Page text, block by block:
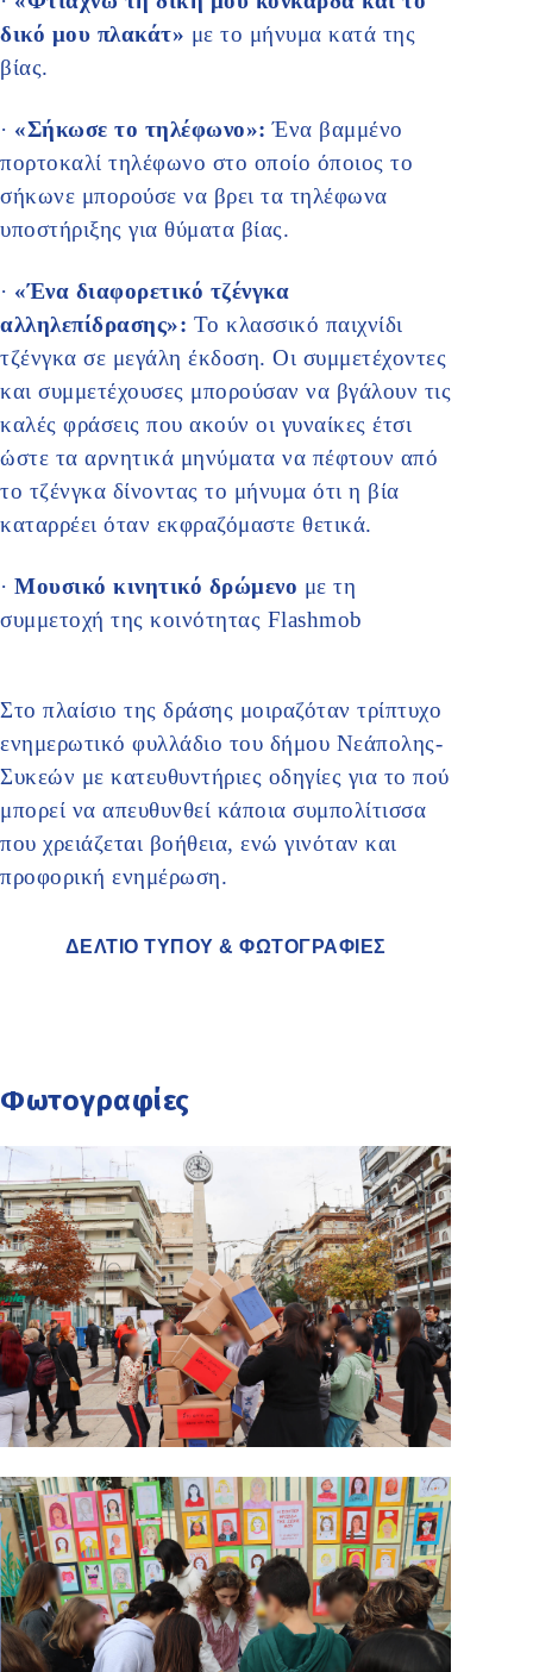
δικό μου πλακάτ» με το μήνυμα κατά της
βίας.
· «Σήκωσε το τηλέφωνο»: Ένα βαμμένο
πορτοκαλί τηλέφωνο στο οποίο όποιος το
σήκωνε μπορούσε να βρει τα τηλέφωνα
υποστήριξης για θύματα βίας.
· «Ένα διαφορετικό τζένγκα
αλληλεπίδρασης»: Το κλασσικό παιχνίδι
τζένγκα σε μεγάλη έκδοση. Οι συμμετέχοντες
και συμμετέχουσες μπορούσαν να βγάλουν τις
καλές φράσεις που ακούν οι γυναίκες έτσι
ώστε τα αρνητικά μηνύματα να πέφτουν από
το τζένγκα δίνοντας το μήνυμα ότι η βία
καταρρέει όταν εκφραζόμαστε θετικά.
· Μουσικό κινητικό δρώμενο με τη
συμμετοχή της κοινότητας Flashmob
Στο πλαίσιο της δράσης μοιραζόταν τρίπτυχο
ενημερωτικό φυλλάδιο του δήμου Νεάπολης-
Συκεών με κατευθυντήριες οδηγίες για το πού
μπορεί να απευθυνθεί κάποια συμπολίτισσα
που χρειάζεται βοήθεια, ενώ γινόταν και
προφορική ενημέρωση.
ΔΕΛΤΙΟ ΤΥΠΟΥ & ΦΩΤΟΓΡΑΦΙΕΣ
Φωτογραφίες